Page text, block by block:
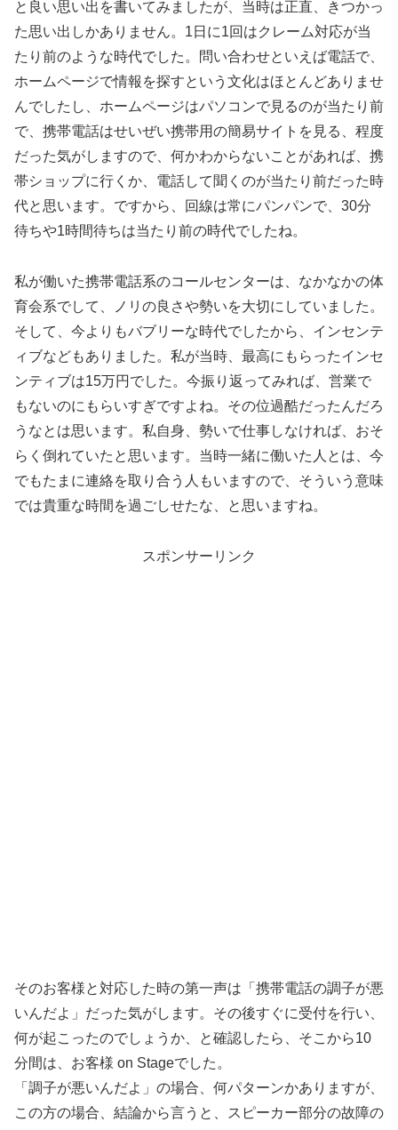
と良い思い出を書いてみましたが、当時は正直、きつかっ
た思い出しかありません。1日に1回はクレーム対応が当
たり前のような時代でした。問い合わせといえば電話で、
ホームページで情報を探すという文化はほとんどありませ
んでしたし、ホームページはパソコンで見るのが当たり前
で、携帯電話はせいぜい携帯用の簡易サイトを見る、程度
だった気がしますので、何かわからないことがあれば、携
帯ショップに行くか、電話して聞くのが当たり前だった時
代と思います。ですから、回線は常にパンパンで、30分
待ちや1時間待ちは当たり前の時代でしたね。
私が働いた携帯電話系のコールセンターは、なかなかの体
育会系でして、ノリの良さや勢いを大切にしていました。
そして、今よりもバブリーな時代でしたから、インセンテ
ィブなどもありました。私が当時、最高にもらったインセ
ンティブは15万円でした。今振り返ってみれば、営業で
もないのにもらいすぎですよね。その位過酷だったんだろ
うなとは思います。私自身、勢いで仕事しなければ、おそ
らく倒れていたと思います。当時一緒に働いた人とは、今
でもたまに連絡を取り合う人もいますので、そういう意味
では貴重な時間を過ごしせたな、と思いますね。
スポンサーリンク
そのお客様と対応した時の第一声は「携帯電話の調子が悪
いんだよ」だった気がします。その後すぐに受付を行い、
何が起こったのでしょうか、と確認したら、そこから10
分間は、お客様 on Stageでした。
「調子が悪いんだよ」の場合、何パターンかありますが、
この方の場合、結論から言うと、スピーカー部分の故障の